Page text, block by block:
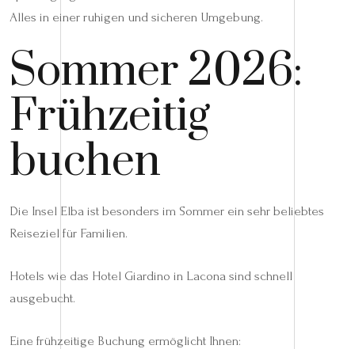
Alles in einer ruhigen und sicheren Umgebung.
Sommer 2026:
Frühzeitig
buchen
Die Insel Elba ist besonders im Sommer ein sehr beliebtes
Reiseziel für Familien.
Hotels wie das Hotel Giardino in Lacona sind schnell
ausgebucht.
Eine frühzeitige Buchung ermöglicht Ihnen: